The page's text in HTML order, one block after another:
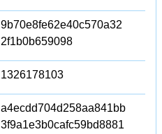
9b70e8fe62e40c570a32
2f1b0b659098
1326178103
a4ecdd704d258aa841bb
3f9a1e3b0cafc59bd8881